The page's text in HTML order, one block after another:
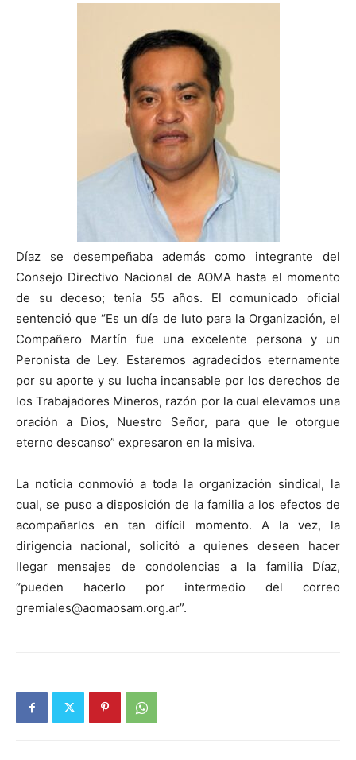
Díaz se desempeñaba además como integrante del
Consejo Directivo Nacional de AOMA hasta el momento
de su deceso; tenía 55 años. El comunicado oficial
sentenció que “Es un día de luto para la Organización, el
Compañero Martín fue una excelente persona y un
Peronista de Ley. Estaremos agradecidos eternamente
por su aporte y su lucha incansable por los derechos de
los Trabajadores Mineros, razón por la cual elevamos una
oración a Dios, Nuestro Señor, para que le otorgue
eterno descanso” expresaron en la misiva.
La noticia conmovió a toda la organización sindical, la
cual, se puso a disposición de la familia a los efectos de
acompañarlos en tan difícil momento. A la vez, la
dirigencia nacional, solicitó a quienes deseen hacer
llegar mensajes de condolencias a la familia Díaz,
“pueden hacerlo por intermedio del correo
gremiales@aomaosam.org.ar”.